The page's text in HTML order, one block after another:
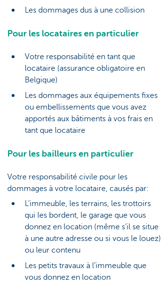
Les dommages dus à une collision
Pour les locataires en particulier
Votre responsabilité en tant que
locataire (assurance obligatoire en
Belgique)
Les dommages aux équipements fixes
ou embellissements que vous avez
apportés aux bâtiments à vos frais en
tant que locataire
Pour les bailleurs en particulier
Votre responsabilité civile pour les
dommages à votre locataire, causés par:
L’immeuble, les terrains, les trottoirs
qui les bordent, le garage que vous
donnez en location (même s’il se situe
à une autre adresse ou si vous le louez)
ou leur contenu
Les petits travaux à l’immeuble que
vous donnez en location